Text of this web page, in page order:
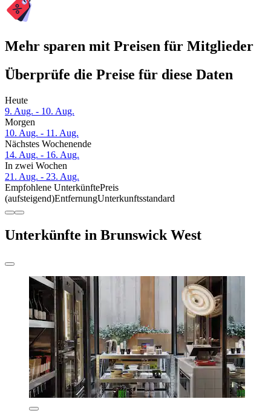
Mehr sparen mit Preisen für Mitglieder
Überprüfe die Preise für diese Daten
Heute
9. Aug. - 10. Aug.
Morgen
10. Aug. - 11. Aug.
Nächstes Wochenende
14. Aug. - 16. Aug.
In zwei Wochen
21. Aug. - 23. Aug.
Empfohlene UnterkünftePreis
(aufsteigend)EntfernungUnterkunftsstandard
Unterkünfte in Brunswick West